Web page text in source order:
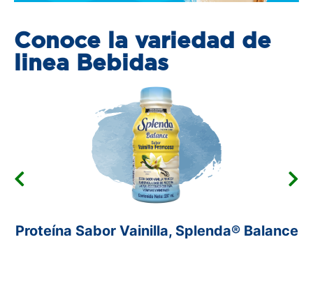
Conoce la variedad de
linea Bebidas
Proteína Sabor Vainilla, Splenda® Balance